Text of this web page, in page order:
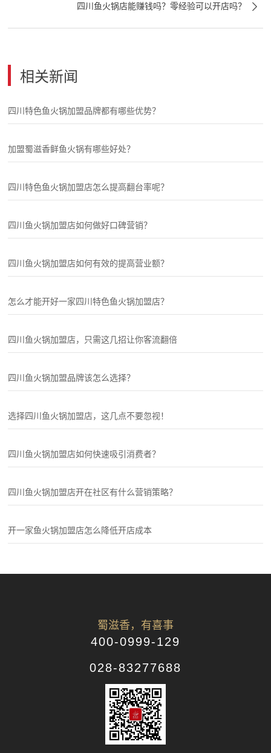

四川鱼火锅店能赚钱吗？零经验可以开店吗？
相关新闻
四川特色鱼火锅加盟品牌都有哪些优势？
加盟蜀滋香鲜鱼火锅有哪些好处？
四川特色鱼火锅加盟店怎么提高翻台率呢？
四川鱼火锅加盟店如何做好口碑营销？
四川鱼火锅加盟店如何有效的提高营业额？
怎么才能开好一家四川特色鱼火锅加盟店？
四川鱼火锅加盟店，只需这几招让你客流翻倍
四川鱼火锅加盟品牌该怎么选择？
选择四川鱼火锅加盟店，这几点不要忽视！
四川鱼火锅加盟店如何快速吸引消费者？
四川鱼火锅加盟店开在社区有什么营销策略？
开一家鱼火锅加盟店怎么降低开店成本
蜀滋香，有喜事
400-0999-129
028-83277688